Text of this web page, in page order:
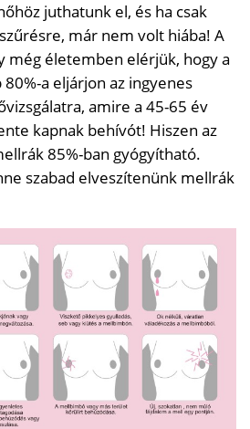
juthatunk el, és ha csak
már nem volt hiába! A
még életemben elérjük, hogy a
a eljárjon az ingyenes
amire a 45-65 év
kapnak behívót! Hiszen az
85%-ban gyógyítható.
szabad elveszítenünk mellrák